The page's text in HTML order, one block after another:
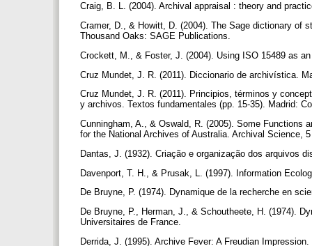
Craig, B. L. (2004). Archival appraisal : theory and
Cramer, D., & Howitt, D. (2004). The Sage dictionary of
Thousand Oaks: SAGE Publications.
Crockett, M., & Foster, J. (2004). Using ISO 15489 as
Cruz Mundet, J. R. (2011). Diccionario de archivística.
Cruz Mundet, J. R. (2011). Principios, términos y
y archivos. Textos fundamentales (pp. 15-35). Madrid:
Cunningham, A., & Oswald, R. (2005). Some Functions
for the National Archives of Australia. Archival Science,
Dantas, J. (1932). Criação e organização dos arquivos
Davenport, T. H., & Prusak, L. (1997). Information
De Bruyne, P. (1974). Dynamique de la recherche en
De Bruyne, P., Herman, J., & Schoutheete, H. (1974).
Universitaires de France.
Derrida, J. (1995). Archive Fever: A Freudian